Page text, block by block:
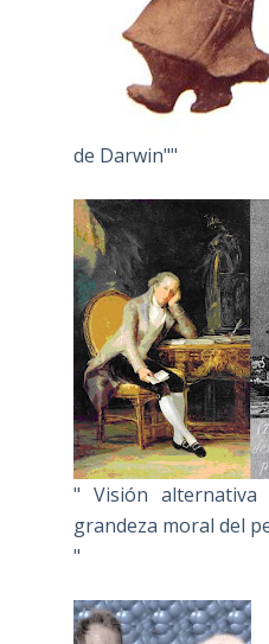
de Darwin""
" Visión alternativa
grandeza moral del
"